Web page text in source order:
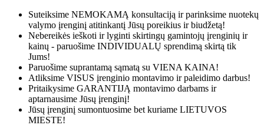
Suteiksime NEMOKAMĄ konsultaciją ir parinksime nuotekų
valymo įrenginį atitinkantį Jūsų poreikius ir biudžetą!
Nebereikės ieškoti ir lyginti skirtingų gamintojų įrenginių ir
kainų - paruošime INDIVIDUALŲ sprendimą skirtą tik
Jums!
Paruošime suprantamą sąmatą su VIENA KAINA!
Atliksime VISUS įrenginio montavimo ir paleidimo darbus!
Pritaikysime GARANTIJĄ montavimo darbams ir
aptarnausime Jūsų įrenginį!
Jūsų įrenginį sumontuosime bet kuriame LIETUVOS
MIESTE!